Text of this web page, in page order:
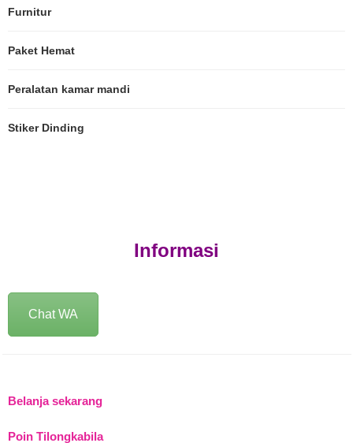
Furnitur
Paket Hemat
Peralatan kamar mandi
Stiker Dinding
Informasi
Chat WA
Belanja sekarang
Poin Tilongkabila